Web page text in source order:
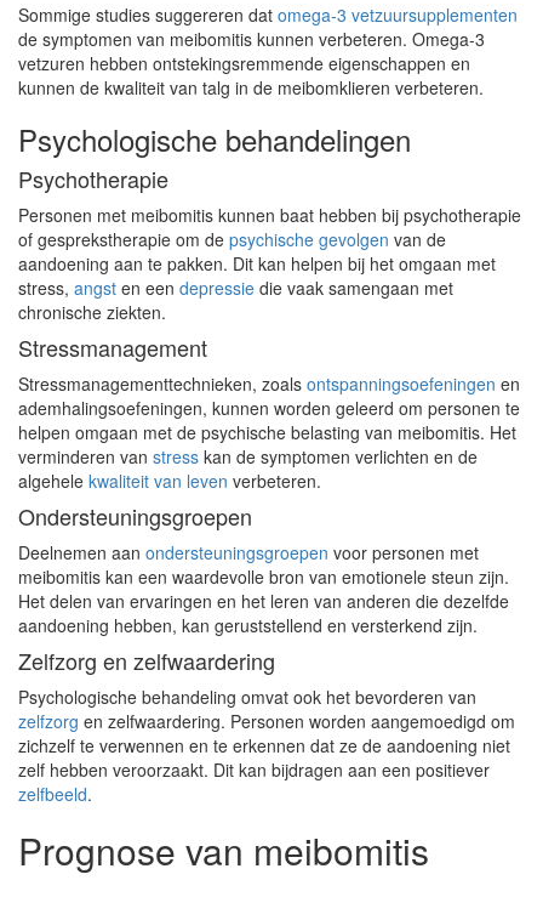
Sommige studies suggereren dat omega-3 vetzuursupplementen
de symptomen van meibomitis kunnen verbeteren. Omega-3
vetzuren hebben ontstekingsremmende eigenschappen en
kunnen de kwaliteit van talg in de meibomklieren verbeteren.
Psychologische behandelingen
Psychotherapie
Personen met meibomitis kunnen baat hebben bij psychotherapie
of gesprekstherapie om de psychische gevolgen van de
aandoening aan te pakken. Dit kan helpen bij het omgaan met
stress, angst en een depressie die vaak samengaan met
chronische ziekten.
Stressmanagement
Stressmanagementtechnieken, zoals ontspanningsoefeningen en
ademhalingsoefeningen, kunnen worden geleerd om personen te
helpen omgaan met de psychische belasting van meibomitis. Het
verminderen van stress kan de symptomen verlichten en de
algehele kwaliteit van leven verbeteren.
Ondersteuningsgroepen
Deelnemen aan ondersteuningsgroepen voor personen met
meibomitis kan een waardevolle bron van emotionele steun zijn.
Het delen van ervaringen en het leren van anderen die dezelfde
aandoening hebben, kan geruststellend en versterkend zijn.
Zelfzorg en zelfwaardering
Psychologische behandeling omvat ook het bevorderen van
zelfzorg en zelfwaardering. Personen worden aangemoedigd om
zichzelf te verwennen en te erkennen dat ze de aandoening niet
zelf hebben veroorzaakt. Dit kan bijdragen aan een positiever
zelfbeeld.
Prognose van meibomitis